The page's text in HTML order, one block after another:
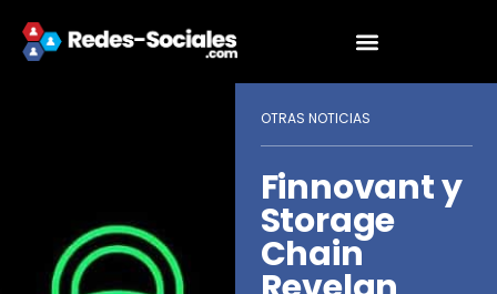
OTRAS NOTICIAS
Finnovant y
Storage
Chain